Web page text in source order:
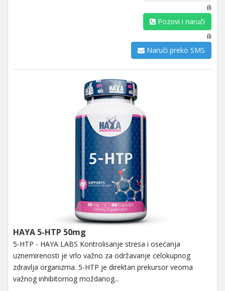
ili
Pozovi i naruči
ili
Naruči preko SMS
HAYA 5-HTP 50mg
5-HTP - HAYA LABS Kontrolisanje stresa i osećanja
uznemirenosti je vrlo važno za održavanje celokupnog
zdravlja organizma. 5-HTP je direktan prekursor veoma
važnog inhibitornog moždanog...